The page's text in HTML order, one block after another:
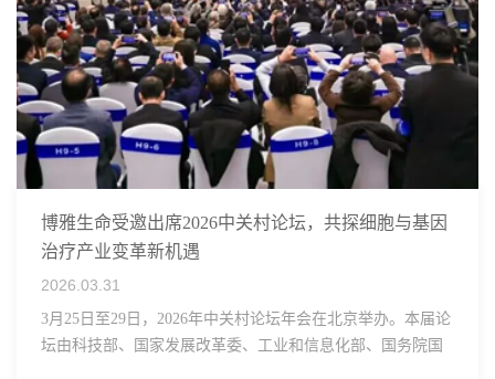
博雅生命受邀出席2026中关村论坛，共探细胞与基因
治疗产业变革新机遇
2026.03.31
3月25日至29日，2026年中关村论坛年会在北京举办。本届论
坛由科技部、国家发展改革委、工业和信息化部、国务院国